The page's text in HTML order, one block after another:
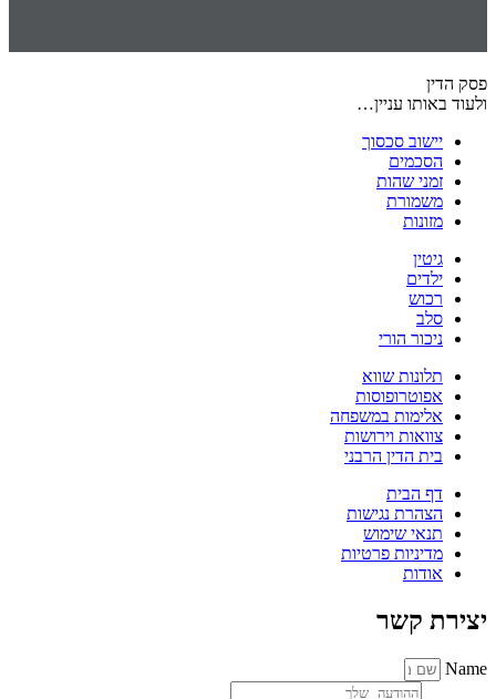
פסק הדין
ולעוד באותו עניין…
יישוב סכסוך
הסכמים
זמני שהות
משמורת
מזונות
גיטין
ילדים
רכוש
סלב
ניכור הורי
תלונות שווא
אפוטרופוסות
אלימות במשפחה
צוואות וירושות
בית הדין הרבני
דף הבית
הצהרת נגישות
תנאי שימוש
מדיניות פרטיות
אודות
יצירת קשר
Name